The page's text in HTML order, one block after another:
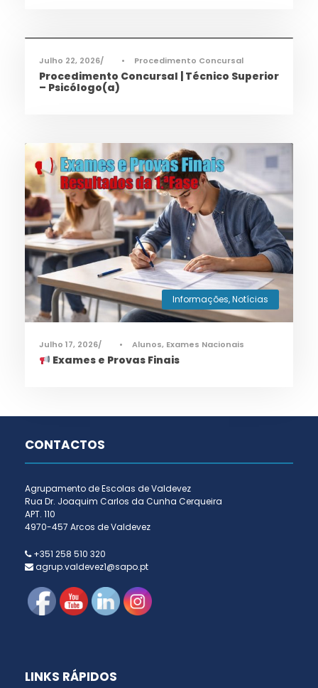
Julho 22, 2026 • Procedimento Concursal
Procedimento Concursal | Técnico Superior
– Psicólogo(a)
Informações,Notícias
Julho 17, 2026 • Alunos, Exames Nacionais
Exames e Provas Finais
CONTACTOS
Agrupamento de Escolas de Valdevez
Rua Dr. Joaquim Carlos da Cunha Cerqueira
APT. 110
4970-457 Arcos de Valdevez
+351 258 510 320
agrup.valdevez1@sapo.pt
LINKS RÁPIDOS